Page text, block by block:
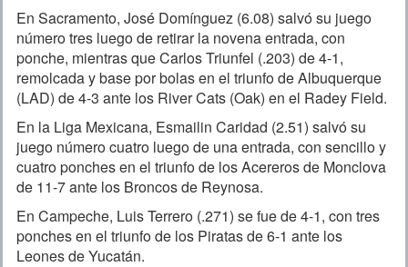
En Sacramento, José Domínguez (6.08) salvó su juego
número tres luego de retirar la novena entrada, con
ponche, mientras que Carlos Triunfel (.203) de 4-1,
remolcada y base por bolas en el triunfo de Albuquerque
(LAD) de 4-3 ante los River Cats (Oak) en el Radey Field.
En la Liga Mexicana, Esmailin Caridad (2.51) salvó su
juego número cuatro luego de una entrada, con sencillo y
cuatro ponches en el triunfo de los Acereros de Monclova
de 11-7 ante los Broncos de Reynosa.
En Campeche, Luis Terrero (.271) se fue de 4-1, con tres
ponches en el triunfo de los Piratas de 6-1 ante los
Leones de Yucatán.